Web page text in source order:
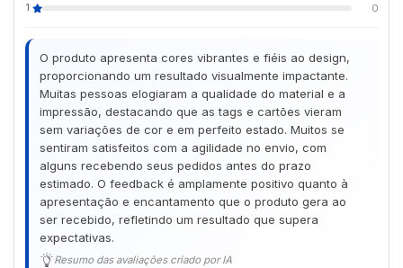
1
0
O produto apresenta cores vibrantes e fiéis ao design,
proporcionando um resultado visualmente impactante.
Muitas pessoas elogiaram a qualidade do material e a
impressão, destacando que as tags e cartões vieram
sem variações de cor e em perfeito estado. Muitos se
sentiram satisfeitos com a agilidade no envio, com
alguns recebendo seus pedidos antes do prazo
estimado. O feedback é amplamente positivo quanto à
apresentação e encantamento que o produto gera ao
ser recebido, refletindo um resultado que supera
expectativas.
Resumo das avaliações criado por IA